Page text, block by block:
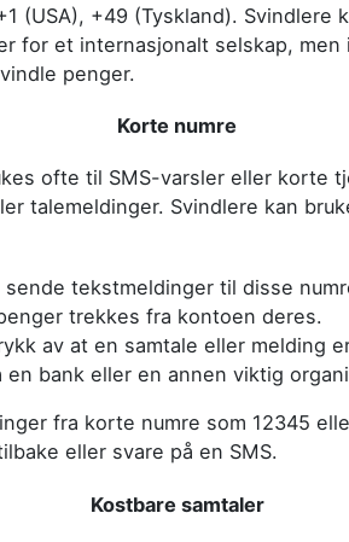
(USA), +49 (Tyskland). Svindlere
for et internasjonalt selskap, men
penger.
Korte numre
ofte til SMS-varsler eller korte
talemeldinger. Svindlere kan
sende tekstmeldinger til disse
trekkes fra kontoen deres.
av at en samtale eller melding
en bank eller en annen viktig
fra korte numre som 12345
eller svare på en SMS.
Kostbare samtaler